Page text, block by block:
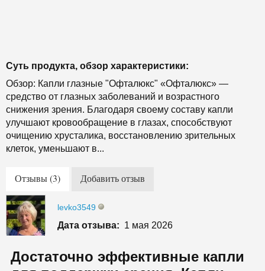
Суть продукта, обзор характеристики:
Обзор: Капли глазные "Офталюкс" «Офталюкс» —
средство от глазных заболеваний и возрастного
снижения зрения. Благодаря своему составу капли
улучшают кровообращение в глазах, способствуют
очищению хрусталика, восстановлению зрительных
клеток, уменьшают в...
Отзывы (3) Добавить отзыв
levko3549
Дата отзыва: 1 мая 2026
Достаточно эффективные капли